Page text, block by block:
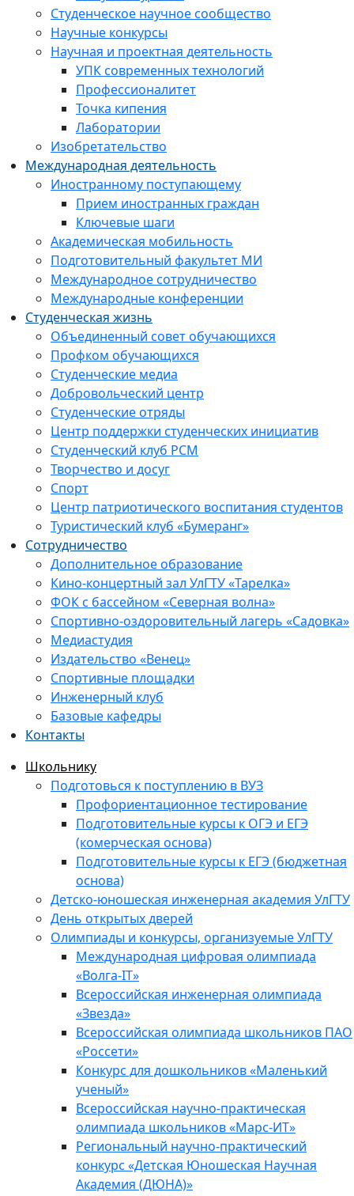
Студенческое научное сообщество
Научные конкурсы
Научная и проектная деятельность
УПК современных технологий
Профессионалитет
Точка кипения
Лаборатории
Изобретательство
Международная деятельность
Иностранному поступающему
Прием иностранных граждан
Ключевые шаги
Академическая мобильность
Подготовительный факультет МИ
Международное сотрудничество
Международные конференции
Студенческая жизнь
Объединенный совет обучающихся
Профком обучающихся
Студенческие медиа
Добровольческий центр
Студенческие отряды
Центр поддержки студенческих инициатив
Студенческий клуб РСМ
Творчество и досуг
Спорт
Центр патриотического воспитания студентов
Туристический клуб «Бумеранг»
Сотрудничество
Дополнительное образование
Кино-концертный зал УлГТУ «Тарелка»
ФОК с бассейном «Северная волна»
Спортивно-оздоровительный лагерь «Садовка»
Медиастудия
Издательство «Венец»
Спортивные площадки
Инженерный клуб
Базовые кафедры
Контакты
Школьнику
Подготовься к поступлению в ВУЗ
Профориентационное тестирование
Подготовительные курсы к ОГЭ и ЕГЭ
(комерческая основа)
Подготовительные курсы к ЕГЭ (бюджетная
основа)
Детско-юношеская инженерная академия УлГТУ
День открытых дверей
Олимпиады и конкурсы, организуемые УлГТУ
Международная цифровая олимпиада
«Волга-IT»
Всероссийская инженерная олимпиада
«Звезда»
Всероссийская олимпиада школьников ПАО
«Россети»
Конкурс для дошкольников «Маленький
ученый»
Всероссийская научно-практическая
олимпиада школьников «Марс-ИТ»
Региональный научно-практический
конкурс «Детская Юношеская Научная
Академия (ДЮНА)»